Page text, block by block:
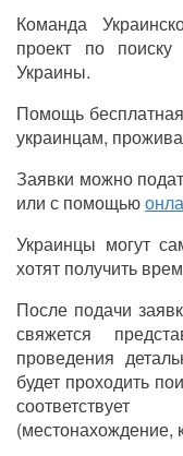
Команда
проект по
Украины.
Помощь
украинцам,
Заявки можно
или с помощью
Украинцы могут
хотят получить
После подачи
свяжется
проведения
будет проходить
(местонахождение,